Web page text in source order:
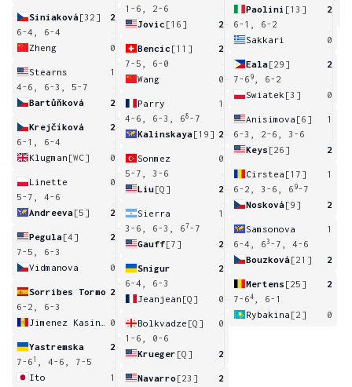
Siniaková[32]
2
6-4, 6-4
Zheng
0
Stearns
1
4-6, 6-3, 5-7
Bartůňková
2
Krejčíková
2
6-1, 6-4
Klugman [WC] 0
Linette
0
5-7, 4-6
Andreeva[5] 2
Pegula[4]
2
7-5, 6-3
Vidmanova
0
Sorribes Tormo 2
6-2, 6-3
0
Yastremska
2
7-6 1
, 4-6, 7-5
Ito
1
1-6, 2-6
Jovic [16] 2
Bencic [11]
2
7-5, 6-0
Wang
0
Parry
1
4-6, 6-3, 68 -7
Kalinskaya[19] 2
Sonmez
0
5-7, 3-6
Liu[Q] 2
Sierra
1
3-6, 6-3, 67-7
Gauff[7] 2
Snigur
2
6-4, 6-3
Jeanjean [Q] 0
Bolkvadze [Q]
0
1-6, 0-6
Krueger [Q] 2
Navarro [23]
2
Paolini [13]
2
6-1, 6-2
Sakkari
0
Eala[29]
2
7-6 9
, 6-2
Swiatek [3] 0
Anisimova [6]
1
6-3, 2-6, 3-6
Keys [26] 2
Cirstea [17]
1
6-2, 3-6, 6 9-7
Nosková[9] 2
Samsonova
1
6-4, 63 -7, 4-6
Bouzková[21] 2
Mertens [25]
2
7-64
, 6-1
Rybakina [2] 0